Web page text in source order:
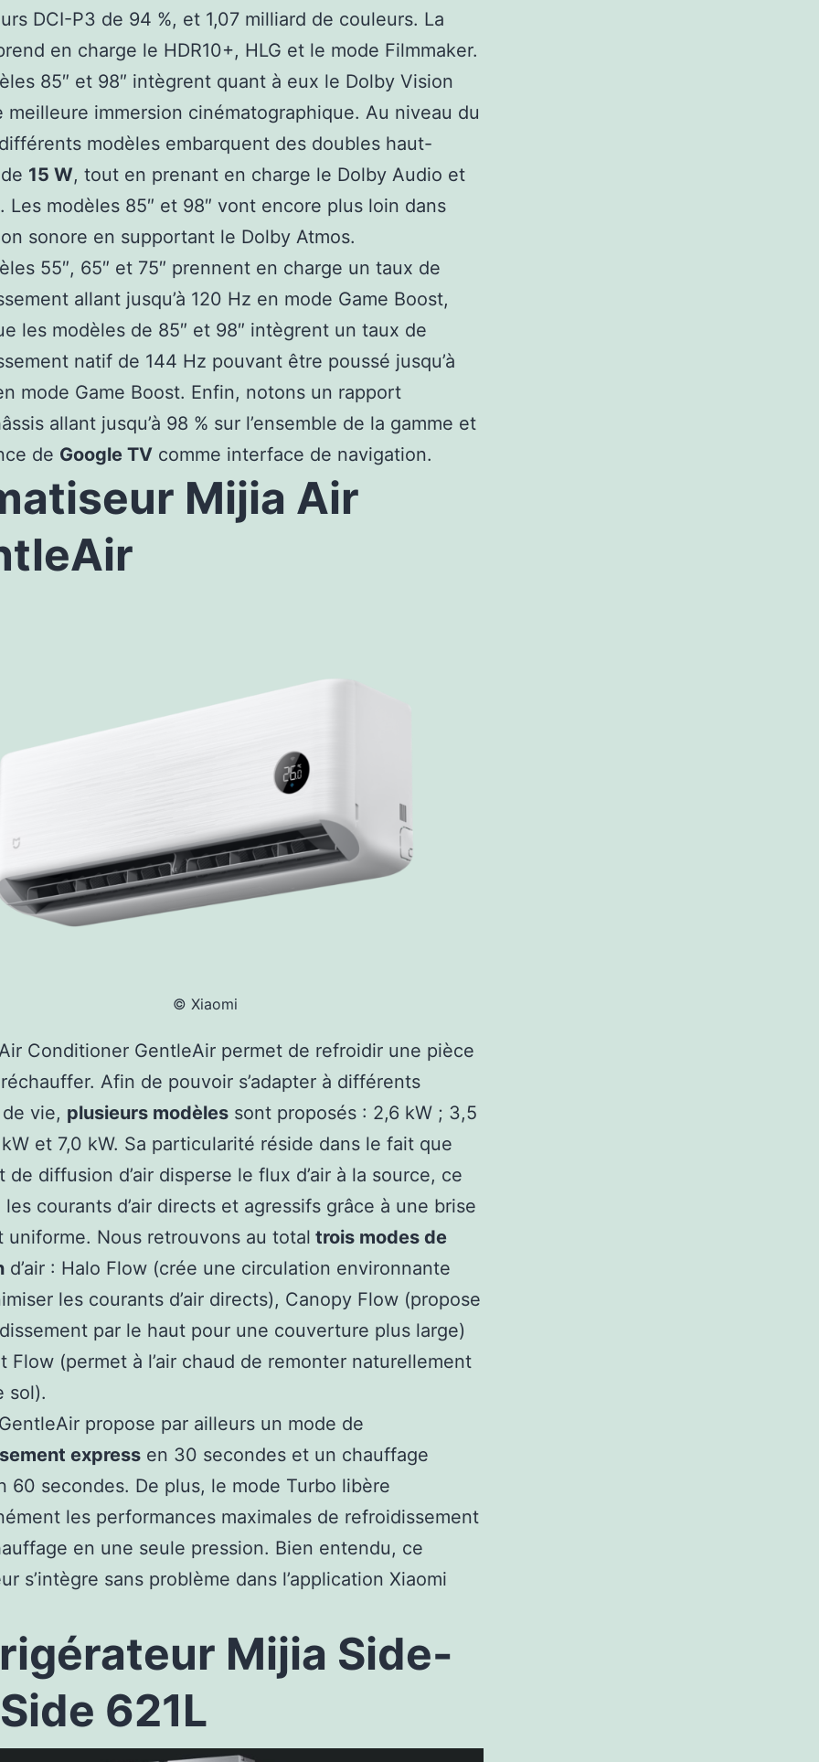
DCI-P3 de 94 %, et 1,07 milliard de couleurs. La
en charge le HDR10+, HLG et le mode Filmmaker.
85″ et 98″ intègrent quant à eux le Dolby Vision
meilleure immersion cinématographique. Au niveau du
modèles embarquent des doubles haut-
15 W, tout en prenant en charge le Dolby Audio et
Les modèles 85″ et 98″ vont encore plus loin dans
sonore en supportant le Dolby Atmos.
55″, 65″ et 75″ prennent en charge un taux de
allant jusqu’à 120 Hz en mode Game Boost,
les modèles de 85″ et 98″ intègrent un taux de
natif de 144 Hz pouvant être poussé jusqu’à
mode Game Boost. Enfin, notons un rapport
allant jusqu’à 98 % sur l’ensemble de la gamme et
de Google TV comme interface de navigation.
Mijia Air
© Xiaomi
Conditioner GentleAir permet de refroidir une pièce
Afin de pouvoir s’adapter à différents
vie, plusieurs modèles sont proposés : 2,6 kW ; 3,5
et 7,0 kW. Sa particularité réside dans le fait que
de diffusion d’air disperse le flux d’air à la source, ce
courants d’air directs et agressifs grâce à une brise
uniforme. Nous retrouvons au total trois modes de
d’air : Halo Flow (crée une circulation environnante
les courants d’air directs), Canopy Flow (propose
par le haut pour une couverture plus large)
Flow (permet à l’air chaud de remonter naturellement
sol).
propose par ailleurs un mode de
express en 30 secondes et un chauffage
60 secondes. De plus, le mode Turbo libère
les performances maximales de refroidissement
en une seule pression. Bien entendu, ce
s’intègre sans problème dans l’application Xiaomi
Mijia Side-
621L